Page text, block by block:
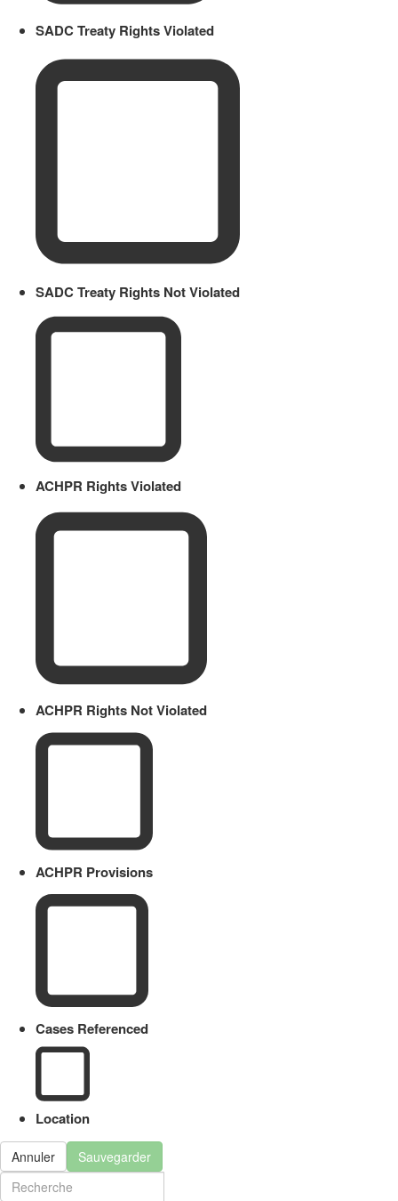
SADC Treaty Rights Violated
SADC Treaty Rights Not Violated
ACHPR Rights Violated
ACHPR Rights Not Violated
ACHPR Provisions
Cases Referenced
Location
Annuler Sauvegarder